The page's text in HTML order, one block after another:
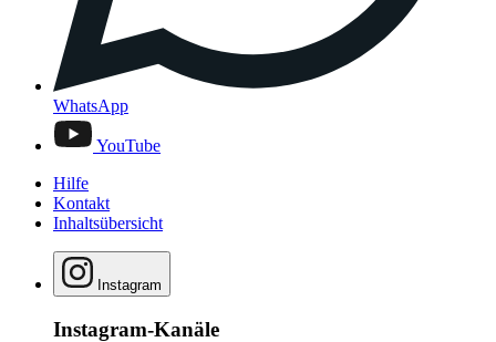
WhatsApp
YouTube
Hilfe
Kontakt
Inhaltsübersicht
Instagram
Instagram-Kanäle